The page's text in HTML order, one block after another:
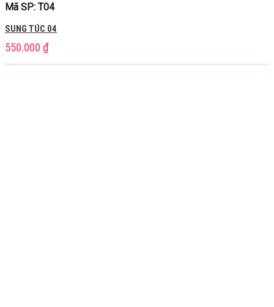
Mã SP: T04
SUNG TÚC 04
550.000 ₫